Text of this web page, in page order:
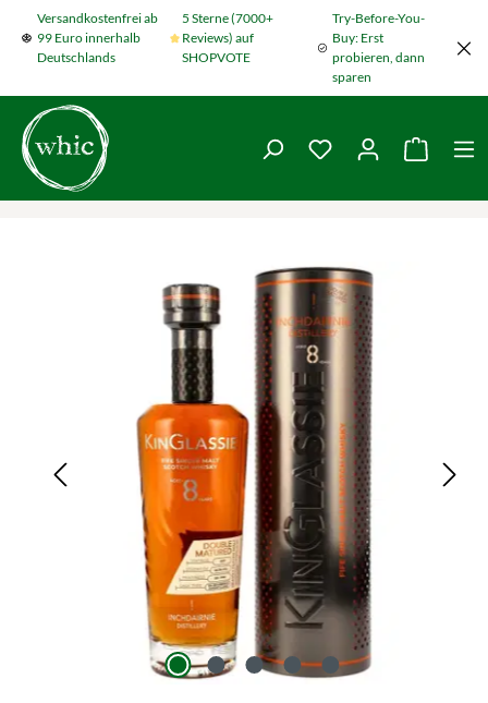
Zum Hauptinhalt springen
Versandkostenfrei ab
99 Euro innerhalb
Deutschlands
5 Sterne (7000+
Reviews) auf
SHOPVOTE
Try-Before-You-
Buy: Erst
probieren, dann
sparen
Du hast 0